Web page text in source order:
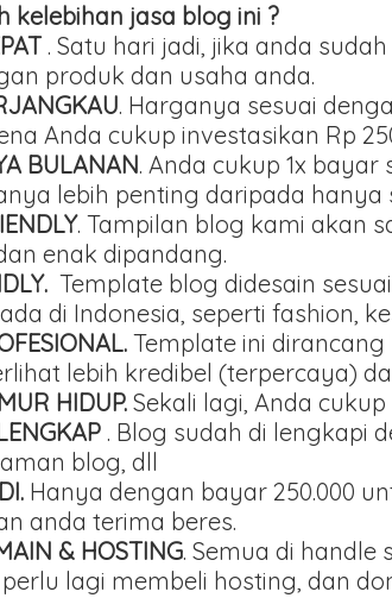
kelebihan jasa blog ini ?
. Satu hari jadi, jika anda
produk dan usaha anda.
. Harganya sesuai
Anda cukup investasikan Rp
BULANAN. Anda cukup 1x
lebih penting daripada
. Tampilan blog kami akan
enak dipandang.
Template blog didesain
di Indonesia, seperti fashion,
Template ini
lebih kredibel (terpercaya)
HIDUP. Sekali lagi, Anda
. Blog sudah di lengkapi
blog, dll
Hanya dengan bayar 250.000
anda terima beres.
& HOSTING. Semua di
lagi membeli hosting, dan